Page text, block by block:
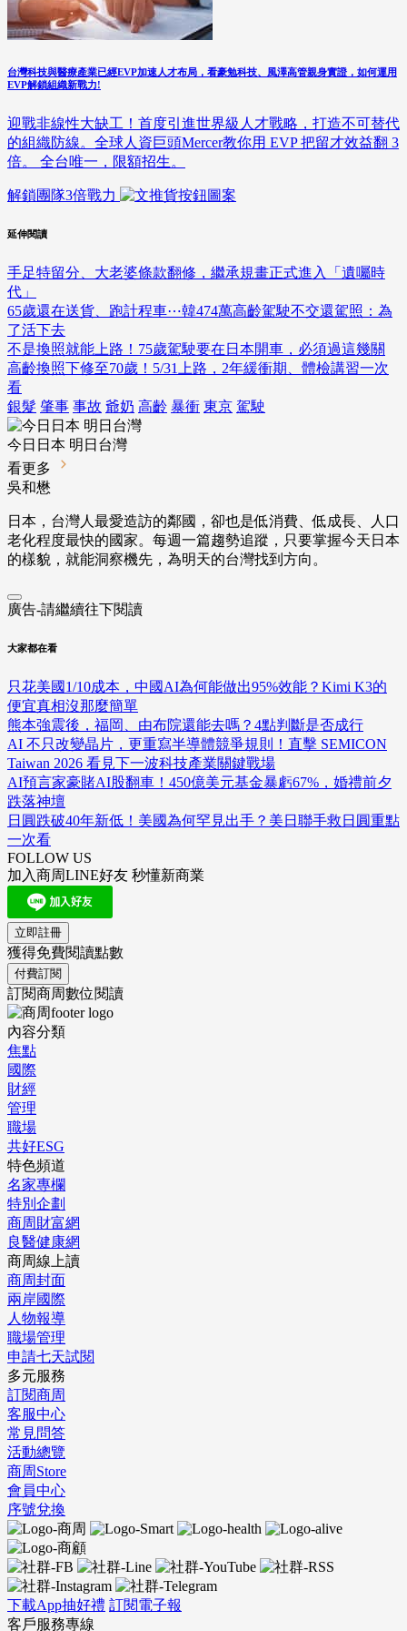
台灣科技與醫療產業已經EVP加速人才布局，看豪勉科技、風澤高管親身實證，如何運用
EVP解鎖組織新戰力!
迎戰非線性大缺工！首度引進世界級人才戰略，打造不可替代
的組織防線。全球人資巨頭Mercer教你用 EVP 把留才效益翻 3
倍。 全台唯一，限額招生。
解鎖團隊3倍戰力
延伸閱讀
手足特留分、大老婆條款翻修，繼承規畫正式進入「遺囑時
代」
65歲還在送貨、跑計程車⋯韓474萬高齡駕駛不交還駕照：為
了活下去
不是換照就能上路！75歲駕駛要在日本開車，必須過這幾關
高齡換照下修至70歲！5/31上路，2年緩衝期、體檢講習一次
看
銀髮 肇事 事故 爺奶 高齡 暴衝 東京 駕駛
今日日本 明日台灣
看更多
吳和懋
日本，台灣人最愛造訪的鄰國，卻也是低消費、低成長、人口
老化程度最快的國家。每週一篇趨勢追蹤，只要掌握今天日本
的樣貌，就能洞察機先，為明天的台灣找到方向。
廣告-請繼續往下閱讀
大家都在看
只花美國1/10成本，中國AI為何能做出95%效能？Kimi K3的
便宜真相沒那麼簡單
熊本強震後，福岡、由布院還能去嗎？4點判斷是否成行
AI 不只改變晶片，更重寫半導體競爭規則！直擊 SEMICON
Taiwan 2026 看見下一波科技產業關鍵戰場
AI預言家豪賭AI股翻車！450億美元基金暴虧67%，婚禮前夕
跌落神壇
日圓跌破40年新低！美國為何罕見出手？美日聯手救日圓重點
一次看
FOLLOW US
加入商周LINE好友 秒懂新商業
立即註冊
獲得免費閱讀點數
付費訂閱
訂閱商周數位閱讀
內容分類
焦點
國際
財經
管理
職場
共好ESG
特色頻道
名家專欄
特別企劃
商周財富網
良醫健康網
商周線上讀
商周封面
兩岸國際
人物報導
職場管理
申請七天試閱
多元服務
訂閱商周
客服中心
常見問答
活動總覽
商周Store
會員中心
序號兌換
下載App抽好禮 訂閱電子報
客戶服務專線